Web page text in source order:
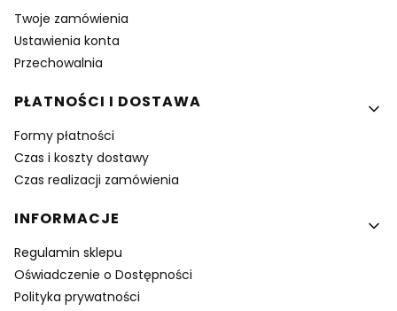
Twoje zamówienia
Ustawienia konta
Przechowalnia
PŁATNOŚCI I DOSTAWA
Formy płatności
Czas i koszty dostawy
Czas realizacji zamówienia
INFORMACJE
Regulamin sklepu
Oświadczenie o Dostępności
Polityka prywatności